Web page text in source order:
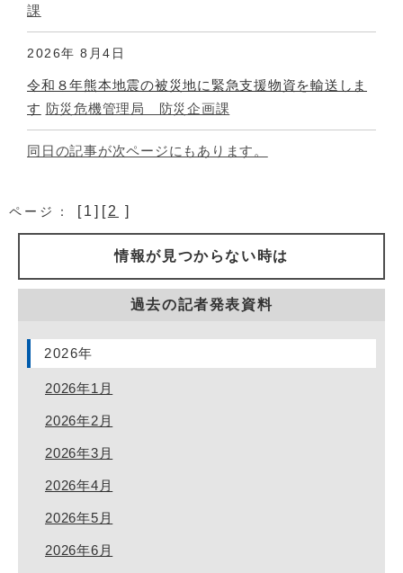
課
2026年 8月4日
令和８年熊本地震の被災地に緊急支援物資を輸送しま
す 防災危機管理局 防災企画課
同日の記事が次ページにもあります。
ページ： [1][2 ]
情報が見つからない時は
過去の記者発表資料
2026年
2026年1月
2026年2月
2026年3月
2026年4月
2026年5月
2026年6月